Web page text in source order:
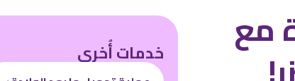
مع خدمات أُخرى